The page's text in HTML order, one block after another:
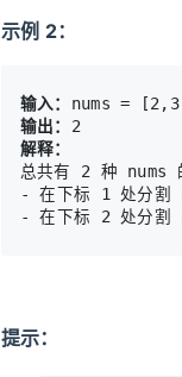
示例 2：
输入：
输出：
解释：
总共有 2 种 nums
- 在下标 1 处分割
提示：